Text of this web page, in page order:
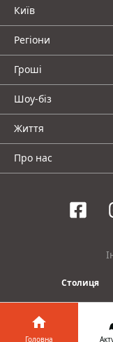
Київ
Регіони
Гроші
Шоу-біз
Життя
Про нас
Столиця
Головна